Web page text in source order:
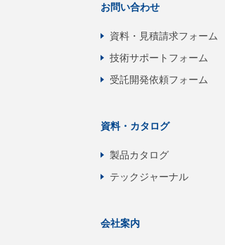
お問い合わせ
資料・見積請求フォーム
技術サポートフォーム
受託開発依頼フォーム
資料・カタログ
製品カタログ
テックジャーナル
会社案内